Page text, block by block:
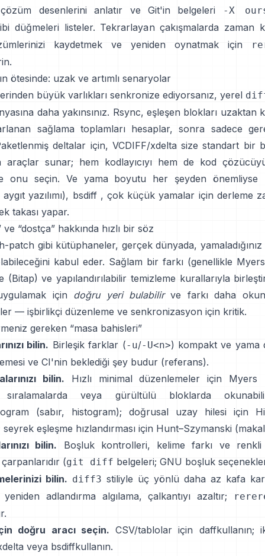
desenlerini anlatır ve Git'in belgeleri
-X
düğmeleri listeler. Tekrarlayan çakışmalarda zaman
kaydetmek ve yeniden oynatmak için
ötesinde: uzak ve artımlı senaryolar
büyük varlıkları senkronize ediyorsanız, yerel
daha yakınsınız. Rsync, eşleşen blokları uzaktan
sağlama toplamları hesaplar, sonra sadece
deltalar için, VCDIFF/xdelta size standart bir
araçlar sunar; hem kodlayıcıyı hem de kod
onu seçin. Ve yama boyutu her şeyden önemliyse
yazılımı), bsdiff , çok küçük yamalar için derleme
takası yapar.
ve “dostça” hakkında hızlı bir söz
patch gibi kütüphaneler, gerçek dünyada, yamaladığınız
kabul eder. Sağlam bir farkı (genellikle
(Bitap) ve yapılandırılabilir temizleme kurallarıyla
için doğru yeri bulabilirve farkı daha
— işbirlikçi düzenleme ve senkronizasyon için kritik.
gereken “masa bahisleri”
bilin. Birleşik farklar (-u/-U<n>) kompakt ve yama
ve CI'nin beklediği şey budur (referans).
bilin. Hızlı minimal düzenlemeler için Myers
sıralamalarda veya gürültülü bloklarda
(sabır, histogram); doğrusal uzay hilesi için
seyrek eşleşme hızlandırması için Hunt–Szymanski (
bilin. Boşluk kontrolleri, kelime farkı ve renkli
(git diff belgeleri; GNU boşluk
bilin. diff3 stiliyle üç yönlü daha az kafa
yeniden adlandırma algılama, çalkantıyı azaltır;
doğru aracı seçin. CSV/tablolar için daffkullanın;
veya bsdiffkullanın.